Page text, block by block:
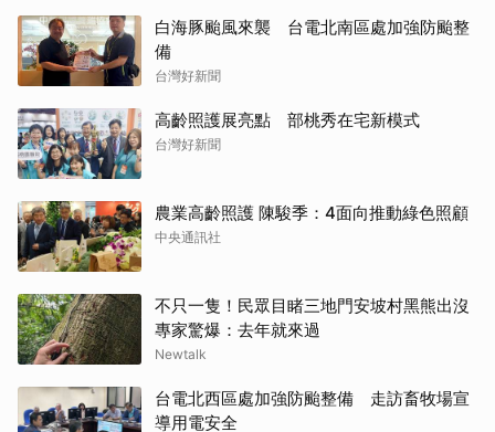
白海豚颱風來襲 台電北南區處加強防颱整
備
台灣好新聞
高齡照護展亮點 部桃秀在宅新模式
台灣好新聞
農業高齡照護 陳駿季：4面向推動綠色照顧
中央通訊社
不只一隻！民眾目睹三地門安坡村黑熊出沒
專家驚爆：去年就來過
Newtalk
台電北西區處加強防颱整備 走訪畜牧場宣
導用電安全